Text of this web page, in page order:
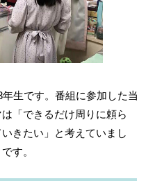
生です。番組に参加した当
「できるだけ周りに頼ら
きたい」と考えていまし
す。